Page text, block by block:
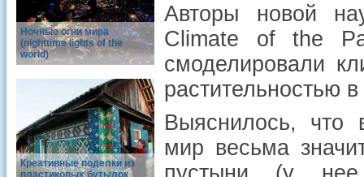
Ночные огни мира
(nighttime lights of the
world)
Креативные поделки из
пластиковых бутылок
Авторы новой
Climate of the
смоделировали
растительностью
Выяснилось, что
мир весьма